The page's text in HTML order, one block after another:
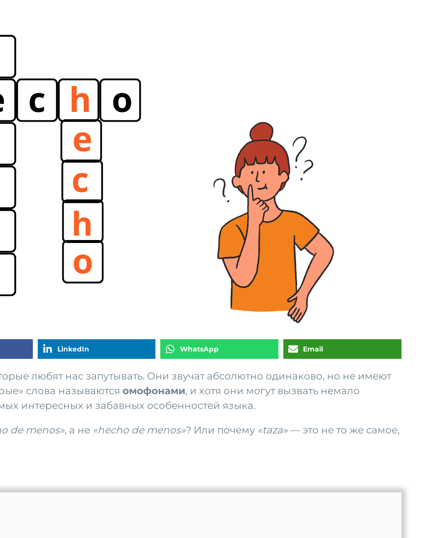
LinkedIn WhatsApp Email
любят нас запутывать. Они звучат абсолютно одинаково, но не имеют
слова называются омофонами, и хотя они могут вызвать немало
интересных и забавных особенностей языка.
de menos», а не «hecho de menos»? Или почему «taza» — это не то же самое,